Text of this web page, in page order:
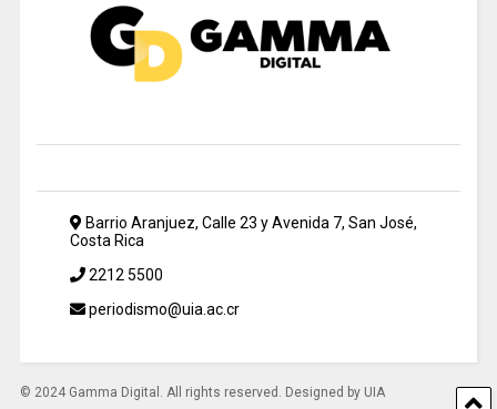
Barrio Aranjuez, Calle 23 y Avenida 7, San José,
Costa Rica
2212 5500
periodismo@uia.ac.cr
© 2024 Gamma Digital. All rights reserved. Designed by UIA